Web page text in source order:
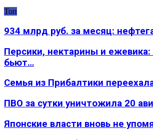
Топ
934 млрд руб. за месяц:
Персики, нектарины и
бьют…
Семья из Прибалтики
ПВО за сутки уничтожила 20
Японские власти вновь не